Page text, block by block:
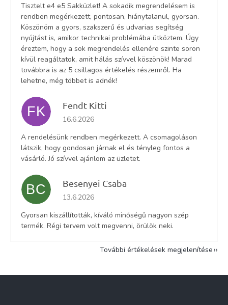
Tisztelt e4 e5 Sakküzlet! A sokadik megrendelésem is
rendben megérkezett, pontosan, hiánytalanul, gyorsan.
Köszönöm a gyors, szakszerű és udvarias segítség
nyújtást is, amikor technikai problémába ütköztem. Úgy
éreztem, hogy a sok megrendelés ellenére szinte soron
kívül reagáltatok, amit hálás szívvel köszönök! Marad
továbbra is az 5 csillagos értékelés részemről. Ha
lehetne, még többet is adnék!
FK Fendt Kitti
Az áruház értékelése 5-ből 5 csillag.
16.6.2026
A rendelésünk rendben megérkezett. A csomagoláson
látszik, hogy gondosan járnak el és tényleg fontos a
vásárló. Jó szívvel ajánlom az üzletet.
BC Besenyei Csaba
Az áruház értékelése 5-ből 5 csillag.
13.6.2026
Gyorsan kiszállították, kíváló minőségű nagyon szép
termék. Régi tervem volt megvenni, örülök neki.
További értékelések megjelenítése